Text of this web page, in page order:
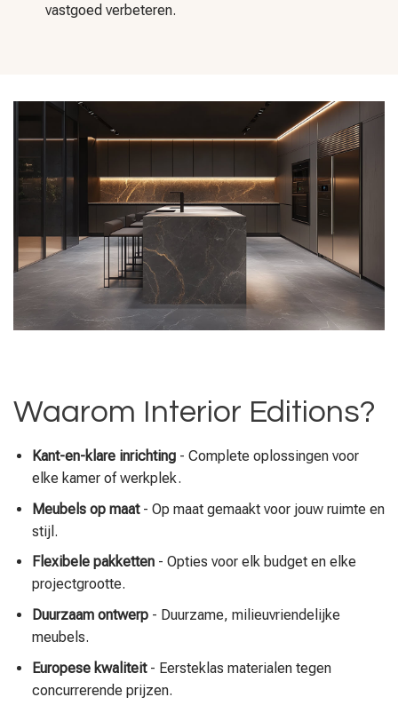
vastgoed verbeteren.
Waarom Interior Editions?
Kant-en-klare inrichting- Complete oplossingen voor
elke kamer of werkplek.
Meubels op maat- Op maat gemaakt voor jouw ruimte en
stijl.
Flexibele pakketten- Opties voor elk budget en elke
projectgrootte.
Duurzaam ontwerp- Duurzame, milieuvriendelijke
meubels.
Europese kwaliteit- Eersteklas materialen tegen
concurrerende prijzen.